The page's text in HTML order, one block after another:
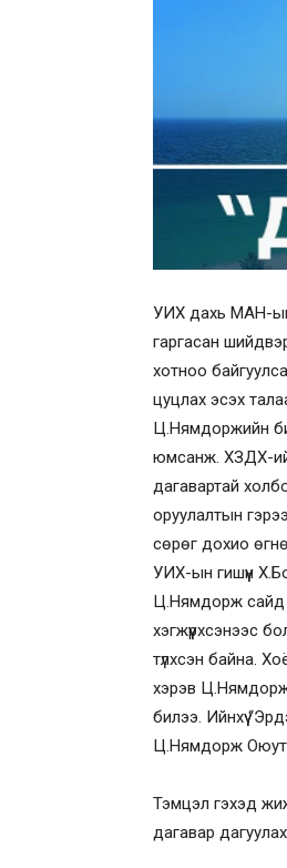
УИХ дахь МАН-ын
гаргасан
хотноо
цуцлах эсэх
Ц.Нямдоржийн
юмсанж. ХЗДХ-
дагавартай
оруулалтын
сөрөг дохио өгнө.
УИХ-ын гишүүн
Ц.Нямдорж сайд
хэгжүүрхсэнээс
түлхсэн байна.
хэрэв Ц.Нямдорж
билээ. Ийнхүү
Ц.Нямдорж
Тэмцэл гэхэд
дагавар